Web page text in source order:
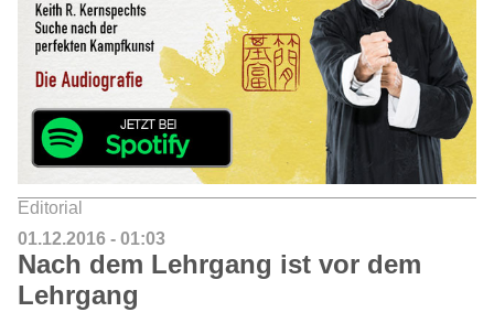
Editorial
01.12.2016 - 01:03
Nach dem Lehrgang ist vor dem
Lehrgang